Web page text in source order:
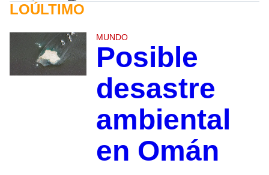
LOÚLTIMO
MUNDO
Posible
desastre
ambiental
en Omán